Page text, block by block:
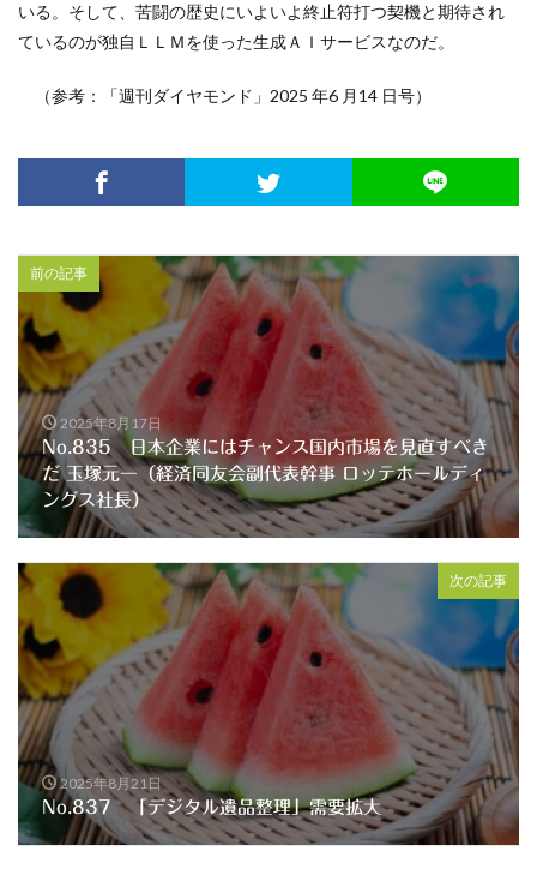
いる。そして、苦闘の歴史にいよいよ終止符打つ契機と期待され
ているのが独自ＬＬＭを使った生成ＡＩサービスなのだ。
（参考：「週刊ダイヤモンド」2025 年6 月14 日号）
前の記事
2025年8月17日
No.835 日本企業にはチャンス国内市場を見直すべき
だ 玉塚元一（経済同友会副代表幹事 ロッテホールディ
ングス社長）
次の記事
2025年8月21日
No.837 「デジタル遺品整理」需要拡大